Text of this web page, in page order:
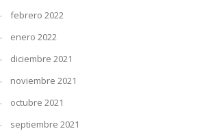
febrero 2022
enero 2022
diciembre 2021
noviembre 2021
octubre 2021
septiembre 2021